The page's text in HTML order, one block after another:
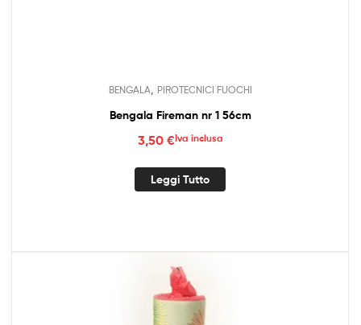
BENGALA, PIROTECNICI FUOCHI
Bengala Fireman nr 1 56cm
3,50 €Iva inclusa
Leggi Tutto